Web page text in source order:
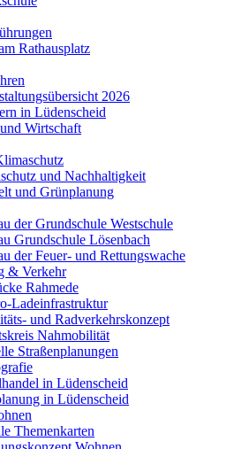
Rathausplatz
2026
in Lüdenscheid
Wirtschaft
und Nachhaltigkeit
und Grünplanung
der Grundschule Westschule
Grundschule Lösenbach
der Feuer- und Rettungswache
& Verkehr
Rahmede
Ladeinfrastruktur
und Radverkehrskonzept
Nahmobilität
Straßenplanungen
in Lüdenscheid
in Lüdenscheid
Themenkarten